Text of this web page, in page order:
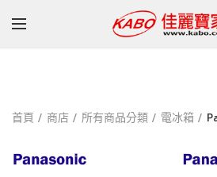
首頁 商店 所有商品分類 電冰箱